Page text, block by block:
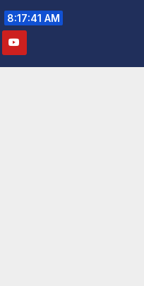
8:17:43 AM